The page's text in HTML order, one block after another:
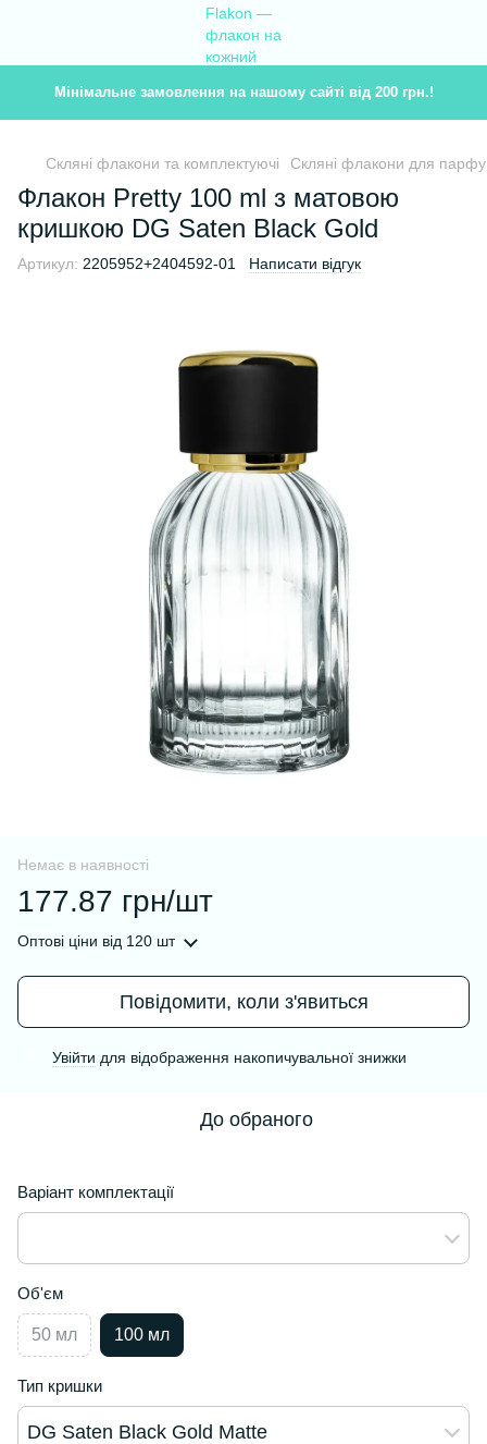
Мінімальне замовлення на нашому сайті від 200 грн.!
Скляні флакони та комплектуючі Скляні флакони для
Флакон Pretty 100 ml з матовою
кришкою DG Saten Black Gold
Артикул: 2205952+2404592-01 Написати відгук
Немає в наявності
177.87 грн/шт
Оптові ціни від 120 шт
Повідомити, коли з'явиться
Увійти для відображення накопичувальної знижки
До обраного
Варіант комплектації
Об'єм
50 мл 100 мл
Тип кришки
DG Saten Black Gold Matte